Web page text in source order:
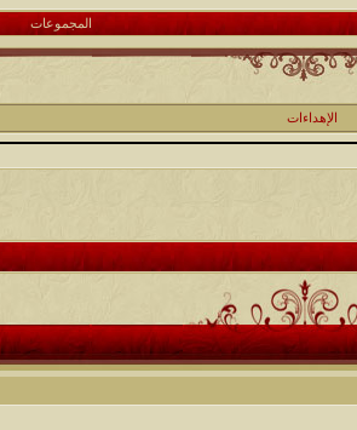
المجموعات
الإهداءات